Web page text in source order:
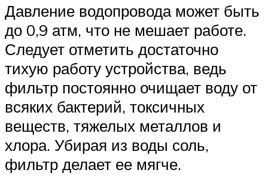
Давление водопровода может быть
до 0,9 атм, что не мешает работе.
Следует отметить достаточно
тихую работу устройства, ведь
фильтр постоянно очищает воду от
всяких бактерий, токсичных
веществ, тяжелых металлов и
хлора. Убирая из воды соль,
фильтр делает ее мягче.